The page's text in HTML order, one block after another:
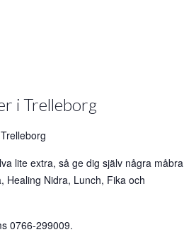
i Trelleborg
lite extra, så ge dig själv några måbra
Healing Nidra, Lunch, Fika och
0766-299009.